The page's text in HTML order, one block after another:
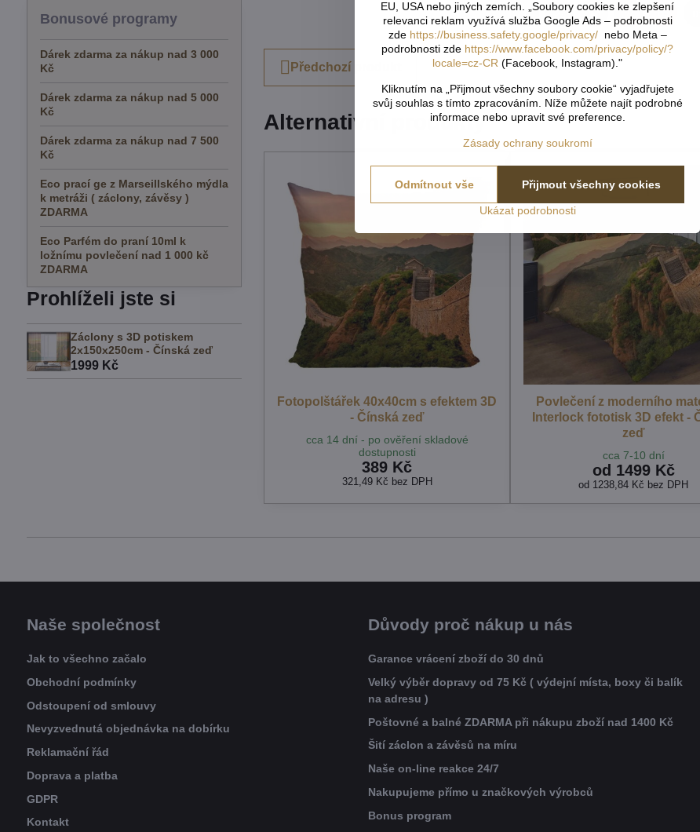
Facebook
TwitterBlueskyPinterestReddit
Předchozí produkt
Alternativní produkty
Fotopolštářek 40x40cm s efektem 3D
- Čínská zeď
cca 14 dní - po ověření skladové
dostupnosti
389 Kč
321,49 Kč bez DPH
Povlečení z moderního
Interlock fototisk 3D efekt -
zeď
cca 7-10 dní
od 1499 Kč
od 1238,84 Kč bez DPH
Bonusové programy
Dárek zdarma za nákup nad 3 000
Kč
Dárek zdarma za nákup nad 5 000
Kč
Dárek zdarma za nákup nad 7 500
Kč
Eco prací ge z Marseillského mýdla
k metráži ( záclony, závěsy )
ZDARMA
Eco Parfém do praní 10ml k
ložnímu povlečení nad 1 000 kč
ZDARMA
Prohlíželi jste si
Záclony s 3D potiskem
2x150x250cm - Čínská zeď
1999 Kč
Naše společnost
Jak to všechno začalo
Obchodní podmínky
Odstoupení od smlouvy
Nevyzvednutá objednávka na dobírku
Reklamační řád
Doprava a platba
GDPR
Kontakt
Důvody proč nákup u nás
Garance vrácení zboží do 30 dnů
Velký výběr dopravy od 75 Kč ( výdejní místa, boxy či balík
na adresu )
Poštovné a balné ZDARMA při nákupu zboží nad 1400 Kč
Šití záclon a závěsů na míru
Naše on-line reakce 24/7
Nakupujeme přímo u značkových výrobců
Bonus program
EU, USA nebo jiných zemích. „Soubory cookies ke zlepšení
relevanci reklam využívá služba Google Ads – podrobnosti
zde https://business.safety.google/privacy/nebo Meta –
podrobnosti zde https://www.facebook.com/privacy/policy/?
locale=cz-CR (Facebook, Instagram)."
Kliknutím na „Přijmout všechny soubory cookie“ vyjadřujete
svůj souhlas s tímto zpracováním. Níže můžete najít podrobné
informace nebo upravit své preference.
Zásady ochrany soukromí
Ukázat podrobnosti
Přijmout všechny cookies
Odmítnout vše